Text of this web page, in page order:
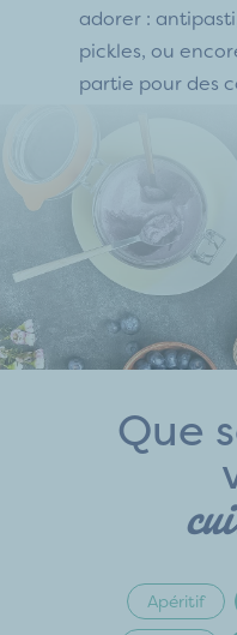
adorer :
pickles, ou
partie pour des
Que
Apéritif